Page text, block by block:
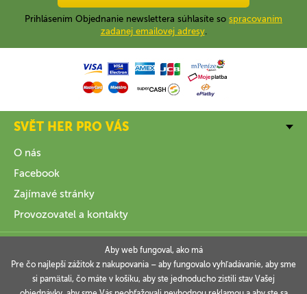
Prihlásením Objednanie newslettera súhlasíte so spracovaním
zadanej emailovej adresy.
SVĚT HER PRO VÁS
O nás
Facebook
Zajímavé stránky
Provozovatel a kontakty
Aby web fungoval, ako má
Pre čo najlepší zážitok z nakupovania – aby fungovalo vyhľadávanie, aby sme
si pamätali, čo máte v košíku, aby ste jednoducho zistili stav Vašej